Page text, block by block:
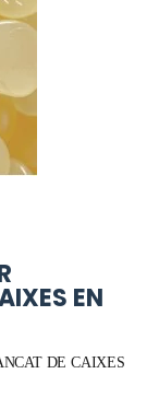
EN
DE CAIXES